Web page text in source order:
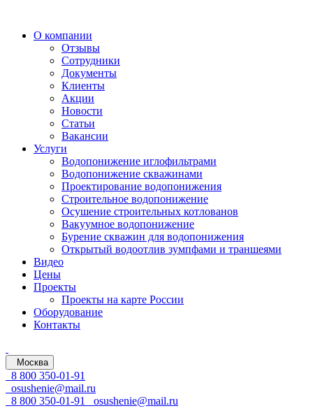
О компании
Отзывы
Сотрудники
Документы
Клиенты
Акции
Новости
Статьи
Вакансии
Услуги
Водопонижение иглофильтрами
Водопонижение скважинами
Проектирование водопонижения
Строительное водопонижение
Осушение строительных котлованов
Вакуумное водопонижение
Бурение скважин для водопонижения
Открытый водоотлив зумпфами и траншеями
Видео
Цены
Проекты
Проекты на карте России
Оборудование
Контакты
Москва
8 800 350-01-91
osushenie@mail.ru
8 800 350-01-91
osushenie@mail.ru